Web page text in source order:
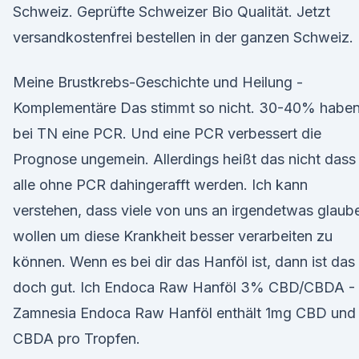
Schweiz. Geprüfte Schweizer Bio Qualität. Jetzt
versandkostenfrei bestellen in der ganzen Schweiz.
Meine Brustkrebs-Geschichte und Heilung -
Komplementäre Das stimmt so nicht. 30-40%
bei TN eine PCR. Und eine PCR verbessert die
Prognose ungemein. Allerdings heißt das nicht dass
alle ohne PCR dahingerafft werden. Ich kann
verstehen, dass viele von uns an irgendetwas
wollen um diese Krankheit besser verarbeiten zu
können. Wenn es bei dir das Hanföl ist, dann ist das
doch gut. Ich Endoca Raw Hanföl 3% CBD/CBDA -
Zamnesia Endoca Raw Hanföl enthält 1mg CBD und
CBDA pro Tropfen.